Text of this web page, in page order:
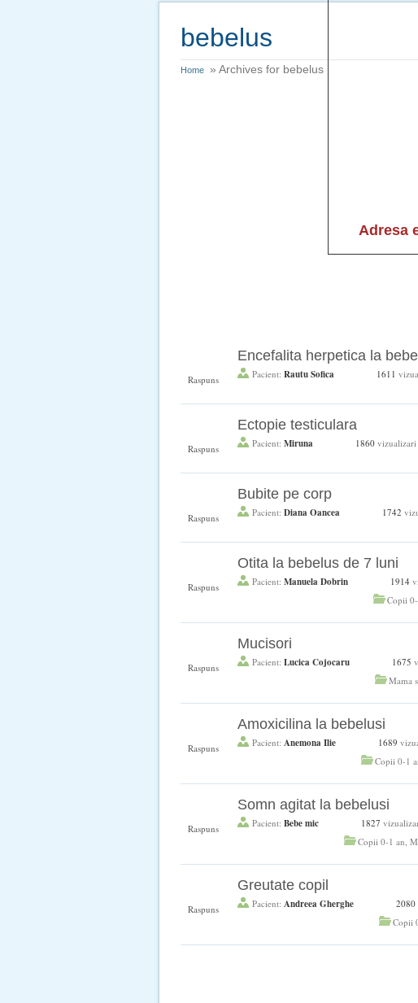
bebelus
Home » Archives for bebelus
Raspuns
Encefalita herpetica la
Pacient: Rautu Sofica 1611
Raspuns
Ectopie testiculara
Pacient: Miruna 1860 vizualizari
Raspuns
Bubite pe corp
Pacient: Diana Oancea 1742
Raspuns
Otita la bebelus de 7 luni
Pacient: Manuela Dobrin 1914
Copii
Raspuns
Mucisori
Pacient: Lucica Cojocaru 1675
Mama
Raspuns
Amoxicilina la bebelusi
Pacient: Anemona Ilie 1689
Copii 0-1
Raspuns
Somn agitat la bebelusi
Pacient: Bebe mic 1827
Copii 0-1 an,
Raspuns
Greutate copil
Pacient: Andreea Gherghe 2080
Copii